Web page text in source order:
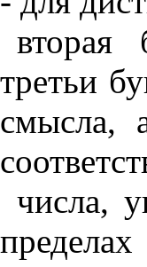
вторая
третьи
смысла,
числа,